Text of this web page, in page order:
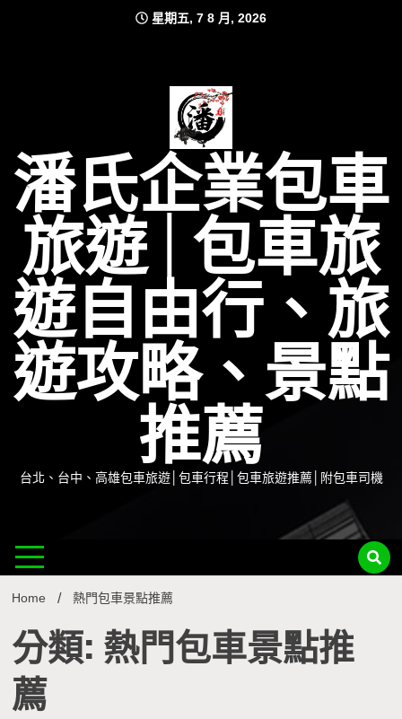
星期五, 7 8 月, 2026
潘氏企業包車
旅遊│包車旅
遊自由行、旅
遊攻略、景點
推薦
台北、台中、高雄包車旅遊│包車行程│包車旅遊推薦│附包車司機
Home 熱門包車景點推薦
分類: 熱門包車景點推
薦